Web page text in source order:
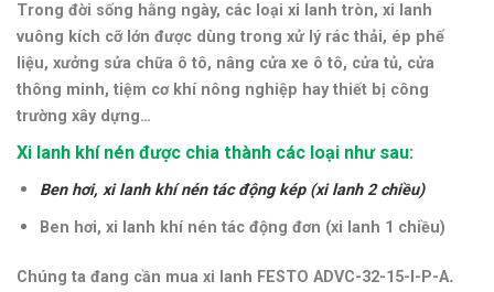
Trong đời sống hằng ngày, các loại xi lanh tròn, xi lanh
vuông kích cỡ lớn được dùng trong xử lý rác thải, ép phế
liệu, xưởng sửa chữa ô tô, nâng cửa xe ô tô, cửa tủ, cửa
thông minh, tiệm cơ khí nông nghiệp hay thiết bị công
trường xây dựng…
Xi lanh khí nén được chia thành các loại như sau:
Ben hơi, xi lanh khí nén tác động kép (xi lanh 2 chiều)
Ben hơi, xi lanh khí nén tác động đơn (xi lanh 1 chiều)
Chúng ta đang cần mua xi lanh FESTO ADVC-32-15-I-P-A.